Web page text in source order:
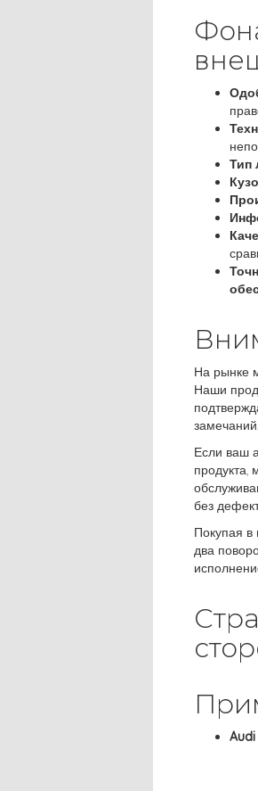
Тип
На рынке
Наши
замечаний.
Если ваш
продукта,
без
Покупая
два
Audi